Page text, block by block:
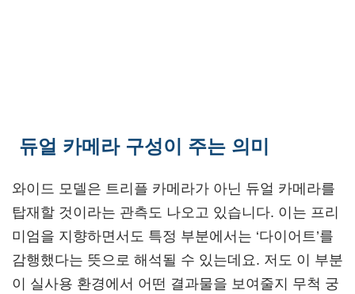
듀얼 카메라 구성이 주는 의미
와이드 모델은 트리플 카메라가 아닌 듀얼 카메라를
탑재할 것이라는 관측도 나오고 있습니다. 이는 프리
미엄을 지향하면서도 특정 부분에서는 ‘다이어트’를
감행했다는 뜻으로 해석될 수 있는데요. 저도 이 부분
이 실사용 환경에서 어떤 결과물을 보여줄지 무척 궁